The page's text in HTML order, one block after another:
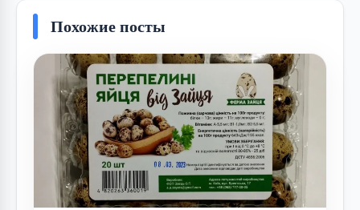
Похожие посты